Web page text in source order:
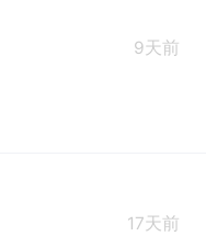
9天前
17天前